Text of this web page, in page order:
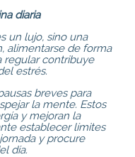
diaria
un lujo, sino una
alimentarse de forma
regular contribuye
estrés.
breves para
la mente. Estos
y mejoran la
establecer límites
y procure
día.